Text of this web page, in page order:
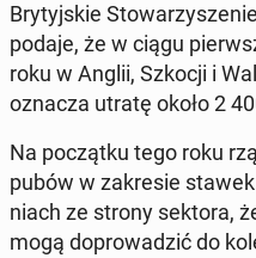
Bry­tyj­skie
podaje, że w ciągu
roku w Anglii, Szkocji i
oznacza utratę około 2
Na po­cząt­ku tego roku
pubów w za­kre­sie
niach ze strony sektora,
mogą do­pro­wa­dzić do